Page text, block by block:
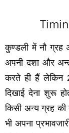
कुण्‍डली में नौ ग्रह
अपनी दशा और
करते ही हैं लेकिन
दिखाई देना शुरू
किसी अन्‍य ग्रह
भी अपना